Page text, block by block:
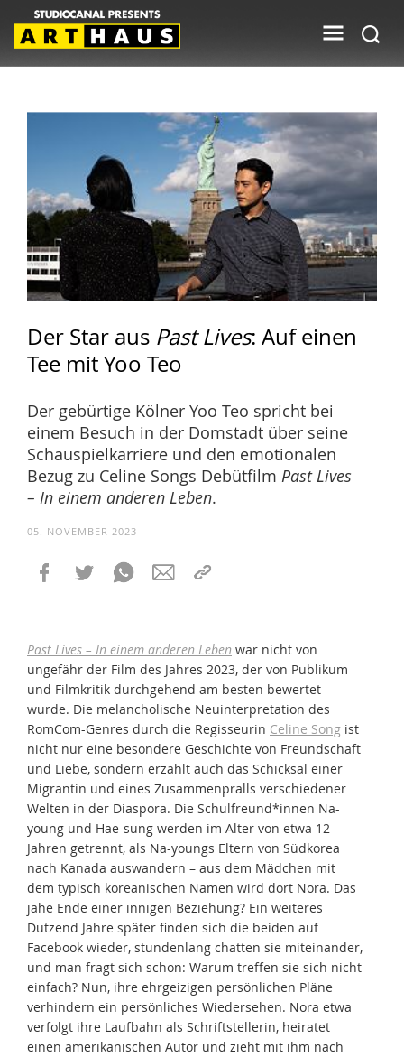
Der Star aus Past Lives: Auf einen
Tee mit Yoo Teo
Der gebürtige Kölner Yoo Teo spricht bei
einem Besuch in der Domstadt über seine
Schauspielkarriere und den emotionalen
Bezug zu Celine Songs Debütfilm Past Lives
– In einem anderen Leben.
05. NOVEMBER 2023
Past Lives – In einem anderen Leben war nicht von
ungefähr der Film des Jahres 2023, der von Publikum
und Filmkritik durchgehend am besten bewertet
wurde. Die melancholische Neuinterpretation des
RomCom-Genres durch die Regisseurin Celine Song ist
nicht nur eine besondere Geschichte von Freundschaft
und Liebe, sondern erzählt auch das Schicksal einer
Migrantin und eines Zusammenpralls verschiedener
Welten in der Diaspora. Die Schulfreund*innen Na-
young und Hae-sung werden im Alter von etwa 12
Jahren getrennt, als Na-youngs Eltern von Südkorea
nach Kanada auswandern – aus dem Mädchen mit
dem typisch koreanischen Namen wird dort Nora. Das
jähe Ende einer innigen Beziehung? Ein weiteres
Dutzend Jahre später finden sich die beiden auf
Facebook wieder, stundenlang chatten sie miteinander,
und man fragt sich schon: Warum treffen sie sich nicht
einfach? Nun, ihre ehrgeizigen persönlichen Pläne
verhindern ein persönliches Wiedersehen. Nora etwa
verfolgt ihre Laufbahn als Schriftstellerin, heiratet
einen amerikanischen Autor und zieht mit ihm nach